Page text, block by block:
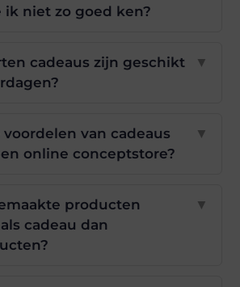
ik niet zo goed ken?
cadeaus zijn geschikt
▼
van cadeaus
online conceptstore?
▼
producten
cadeau dan
▼